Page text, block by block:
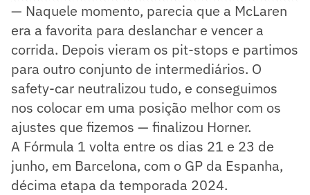
— Naquele momento, parecia que a McLaren
era a favorita para deslanchar e vencer a
corrida. Depois vieram os pit-stops e partimos
para outro conjunto de intermediários. O
safety-car neutralizou tudo, e conseguimos
nos colocar em uma posição melhor com os
ajustes que fizemos — finalizou Horner.
A Fórmula 1 volta entre os dias 21 e 23 de
junho, em Barcelona, com o GP da Espanha,
décima etapa da temporada 2024.